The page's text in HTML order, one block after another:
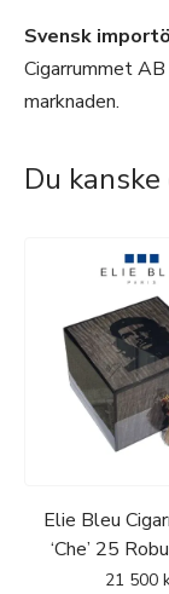
Svensk
Cigarrummet
marknaden.
Du
Elie Bleu
‘Che’ 25
21 500